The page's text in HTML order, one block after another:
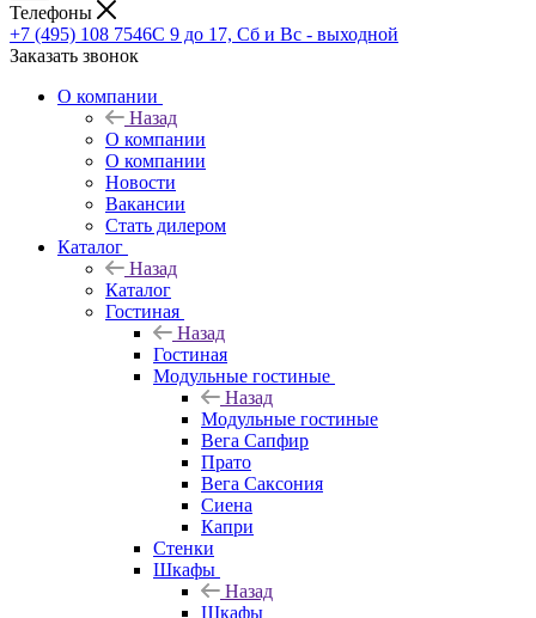
Телефоны
+7 (495) 108 7546С 9 до 17, Сб и Вс - выходной
Заказать звонок
О компании
Назад
О компании
О компании
Новости
Вакансии
Стать дилером
Каталог
Назад
Каталог
Гостиная
Назад
Гостиная
Модульные гостиные
Назад
Модульные гостиные
Вега Сапфир
Прато
Вега Саксония
Сиена
Капри
Стенки
Шкафы
Назад
Шкафы